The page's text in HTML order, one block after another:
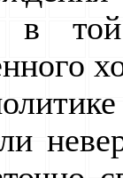
в